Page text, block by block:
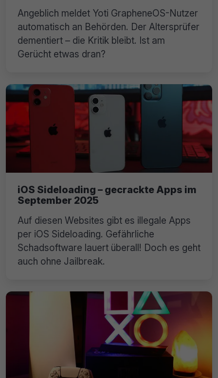
Angeblich meldet Yoti GrapheneOS-Nutzer
automatisch an Behörden. Der Altersprüfer
dementiert – die Kritik bleibt. Ist am
Gerücht etwas dran?
iOS Sideloading – gecrackte Apps im
September 2025
Auf diesen Websites gibt es illegale Apps
per iOS Sideloading. Gefährliche
Schadsoftware lauert überall! Doch es geht
auch ohne Jailbreak.